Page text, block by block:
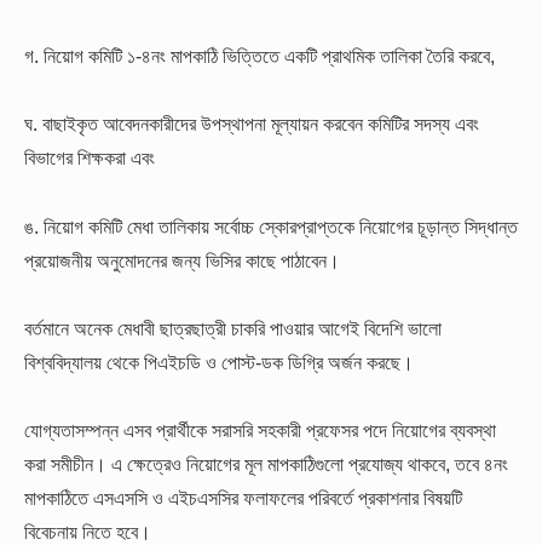
গ. নিয়োগ কমিটি ১-৪নং মাপকাঠি ভিত্তিতে একটি প্রাথমিক তালিকা তৈরি করবে,
ঘ. বাছাইকৃত আবেদনকারীদের উপস্থাপনা মূল্যায়ন করবেন কমিটির সদস্য এবং
বিভাগের শিক্ষকরা এবং
ঙ. নিয়োগ কমিটি মেধা তালিকায় সর্বোচ্চ স্কোরপ্রাপ্তকে নিয়োগের চূড়ান্ত সিদ্ধান্ত
প্রয়োজনীয় অনুমোদনের জন্য ভিসির কাছে পাঠাবেন।
বর্তমানে অনেক মেধাবী ছাত্রছাত্রী চাকরি পাওয়ার আগেই বিদেশি ভালো
বিশ্ববিদ্যালয় থেকে পিএইচডি ও পোস্ট-ডক ডিগ্রি অর্জন করছে।
যোগ্যতাসম্পন্ন এসব প্রার্থীকে সরাসরি সহকারী প্রফেসর পদে নিয়োগের ব্যবস্থা
করা সমীচীন। এ ক্ষেত্রেও নিয়োগের মূল মাপকাঠিগুলো প্রযোজ্য থাকবে, তবে ৪নং
মাপকাঠিতে এসএসসি ও এইচএসসির ফলাফলের পরিবর্তে প্রকাশনার বিষয়টি
বিবেচনায় নিতে হবে।